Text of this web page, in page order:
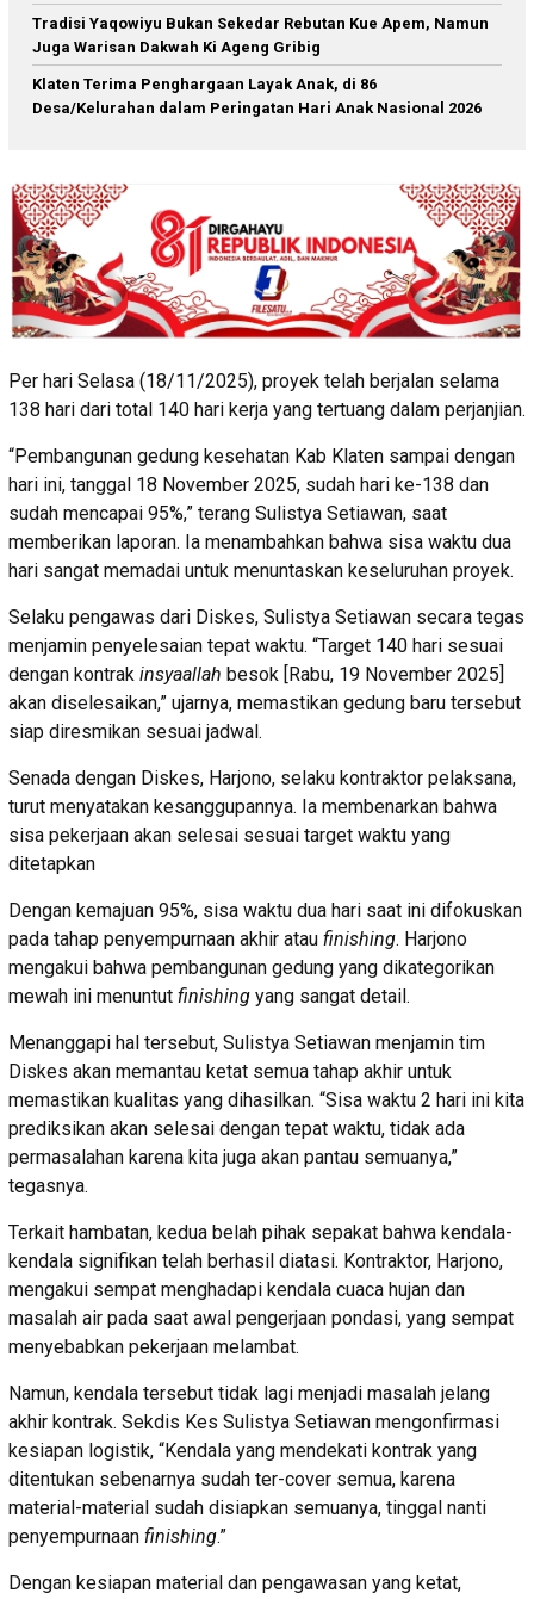
Tradisi Yaqowiyu Bukan Sekedar Rebutan Kue Apem, Namun
Juga Warisan Dakwah Ki Ageng Gribig
Klaten Terima Penghargaan Layak Anak, di 86
Desa/Kelurahan dalam Peringatan Hari Anak Nasional 2026
Per hari Selasa (18/11/2025), proyek telah berjalan selama
138 hari dari total 140 hari kerja yang tertuang dalam perjanjian.
“Pembangunan gedung kesehatan Kab Klaten sampai dengan
hari ini, tanggal 18 November 2025, sudah hari ke-138 dan
sudah mencapai 95%,” terang Sulistya Setiawan, saat
memberikan laporan. Ia menambahkan bahwa sisa waktu dua
hari sangat memadai untuk menuntaskan keseluruhan proyek.
Selaku pengawas dari Diskes, Sulistya Setiawan secara tegas
menjamin penyelesaian tepat waktu. “Target 140 hari sesuai
dengan kontrak insyaallah besok [Rabu, 19 November 2025]
akan diselesaikan,” ujarnya, memastikan gedung baru tersebut
siap diresmikan sesuai jadwal.
Senada dengan Diskes, Harjono, selaku kontraktor pelaksana,
turut menyatakan kesanggupannya. Ia membenarkan bahwa
sisa pekerjaan akan selesai sesuai target waktu yang
ditetapkan
Dengan kemajuan 95%, sisa waktu dua hari saat ini difokuskan
pada tahap penyempurnaan akhir atau finishing. Harjono
mengakui bahwa pembangunan gedung yang dikategorikan
mewah ini menuntut finishing yang sangat detail.
Menanggapi hal tersebut, Sulistya Setiawan menjamin tim
Diskes akan memantau ketat semua tahap akhir untuk
memastikan kualitas yang dihasilkan. “Sisa waktu 2 hari ini kita
prediksikan akan selesai dengan tepat waktu, tidak ada
permasalahan karena kita juga akan pantau semuanya,”
tegasnya.
Terkait hambatan, kedua belah pihak sepakat bahwa kendala-
kendala signifikan telah berhasil diatasi. Kontraktor, Harjono,
mengakui sempat menghadapi kendala cuaca hujan dan
masalah air pada saat awal pengerjaan pondasi, yang sempat
menyebabkan pekerjaan melambat.
Namun, kendala tersebut tidak lagi menjadi masalah jelang
akhir kontrak. Sekdis Kes Sulistya Setiawan mengonfirmasi
kesiapan logistik, “Kendala yang mendekati kontrak yang
ditentukan sebenarnya sudah ter-cover semua, karena
material-material sudah disiapkan semuanya, tinggal nanti
penyempurnaan finishing.”
Dengan kesiapan material dan pengawasan yang ketat,